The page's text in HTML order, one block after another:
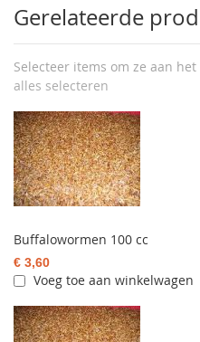
Gerelateerde
Selecteer items om ze aan
alles selecteren
Buffalowormen 100 cc
€ 3,60
Voeg toe aan winkelwagen